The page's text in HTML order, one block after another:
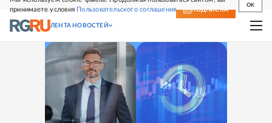
принимаете условия Пользовательского соглашения
OK
СВЕЖИЙ НОМЕР ПОДПИСКА
ЛЕНТА НОВОСТЕЙ